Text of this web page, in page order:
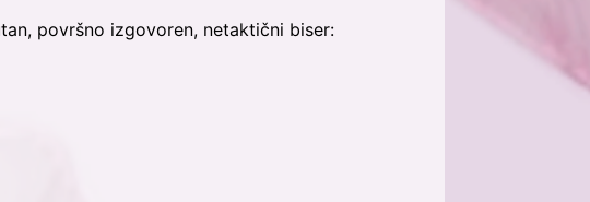
površno izgovoren, netaktični biser: